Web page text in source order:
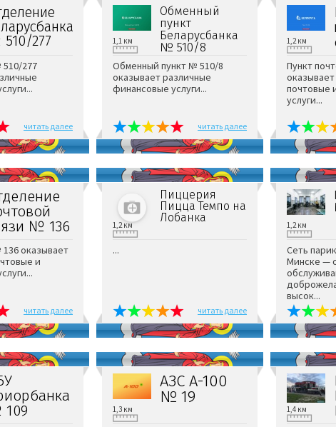
277
277
читать далее
Обменный
пункт
Беларусбанка
№ 510/8
1,1 км
Обменный пункт № 510/8
оказывает различные
финансовые услуги...
читать далее
1,2 км
Пункт
почтовые
услуги...
№ 136
оказывает
и
читать далее
Пиццерия
Пицца Темпо на
Лобанка
1,2 км
...
читать далее
1,2 км
Сеть
Минске —
высок...
АЗС А-100
№ 19
1,3 км 1,4 км